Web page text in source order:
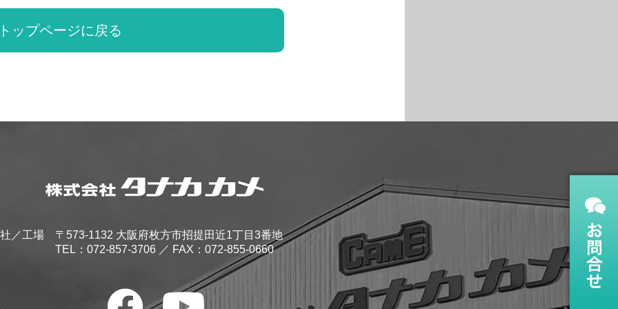
ップページに戻る
／工場
〒573-1132 大阪府枚方市招提田近1丁目3番地
TEL： 072-857-3706 ／ FAX：072-855-0660